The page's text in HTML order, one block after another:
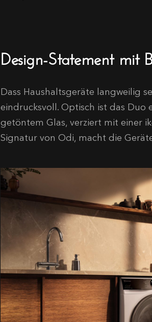
Design-Statement mit
Dass Haushaltsgeräte langweilig
eindrucksvoll. Optisch ist das Duo
getöntem Glas, verziert mit einer
Signatur von Odi, macht die